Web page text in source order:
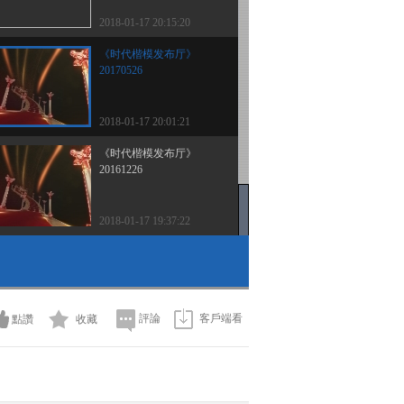
2018-01-17 20:15:20
《时代楷模发布厅》
20170526
2018-01-17 20:01:21
《时代楷模发布厅》
20161226
2018-01-17 19:37:22
點讚 收藏 評論 客戶端看